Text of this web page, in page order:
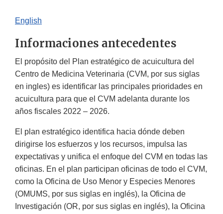
English
Informaciones antecedentes
El propósito del Plan estratégico de acuicultura del
Centro de Medicina Veterinaria (CVM, por sus siglas
en ingles) es identificar las principales prioridades en
acuicultura para que el CVM adelanta durante los
años fiscales 2022 – 2026.
El plan estratégico identifica hacia dónde deben
dirigirse los esfuerzos y los recursos, impulsa las
expectativas y unifica el enfoque del CVM en todas las
oficinas. En el plan participan oficinas de todo el CVM,
como la Oficina de Uso Menor y Especies Menores
(OMUMS, por sus siglas en inglés), la Oficina de
Investigación (OR, por sus siglas en inglés), la Oficina